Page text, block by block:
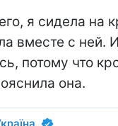
я сидела на
вместе с ней.
потому что
она.